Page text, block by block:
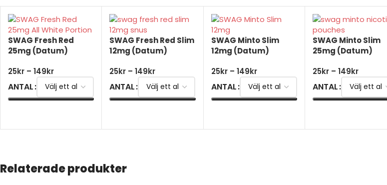
SWAG Fresh Red
25mg (Datum)
25kr – 149kr
ANTAL
SWAG Fresh Red Slim
12mg (Datum)
25kr – 149kr
ANTAL
SWAG Minto Slim
12mg (Datum)
25kr – 149kr
ANTAL
SWAG Minto Slim
25mg (Datum)
25kr – 149kr
ANTAL
Relaterade produkter